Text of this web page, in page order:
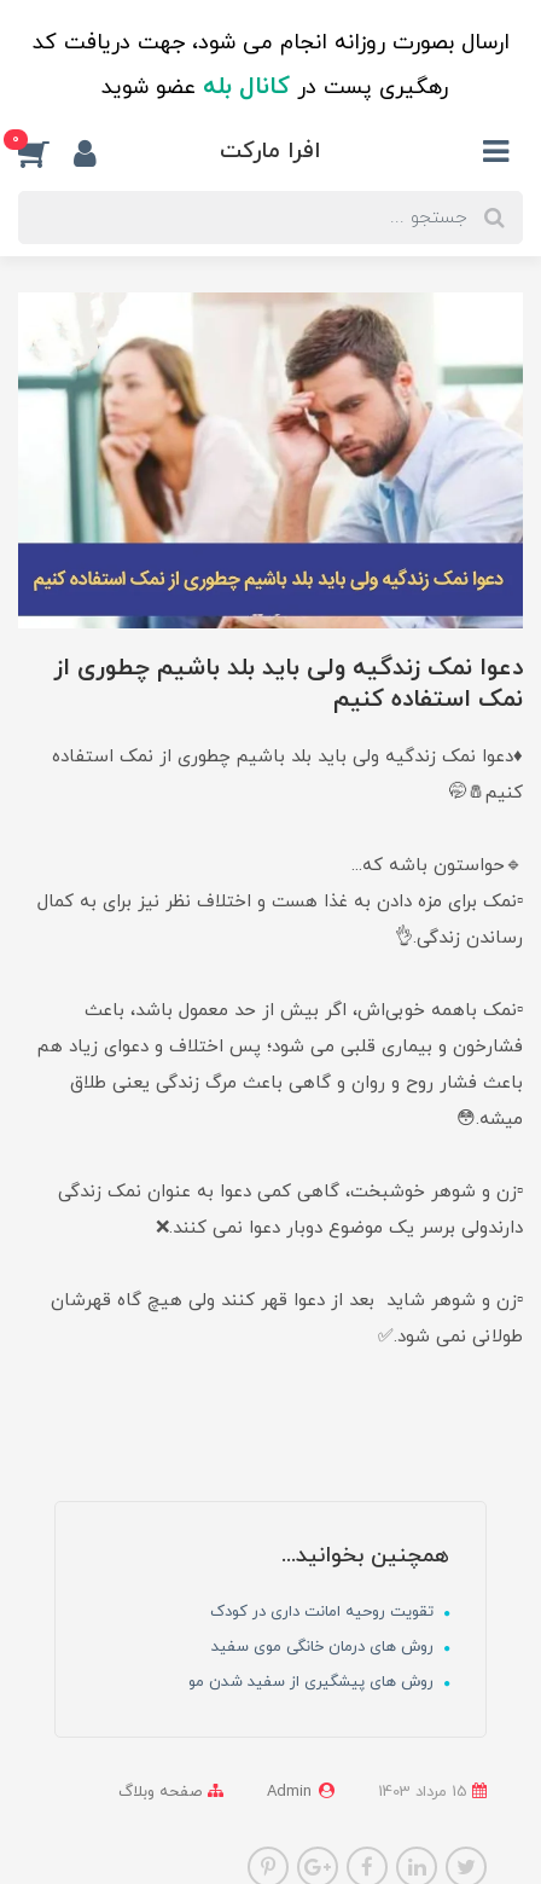
ارسال بصورت روزانه انجام می شود، جهت دریافت کد
رهگیری پست درکانال بله عضو شوید
افرا مارکت 0
️دعوا نمک زندگیه ولی باید بلد باشیم چطوری از
نمک استفاده کنیم
♦️دعوا نمک زندگیه ولی باید بلد باشیم چطوری از نمک استفاده
کنیم🧂🤭
🔹حواستون باشه که...
▫️نمک برای مزه دادن به غذا هست و اختلاف نظر نیز برای به کمال
رساندن زندگی.👌
▫️نمک باهمه خوبی‌اش، اگر بیش از حد معمول باشد، باعث
فشارخون و بیماری قلبی می شود؛ پس اختلاف و دعوای زیاد هم
باعث فشار روح و روان و گاهی باعث مرگ زندگی یعنی طلاق
میشه.😳
▫️زن و شوهر خوشبخت، گاهی کمی دعوا به عنوان نمک زندگی
دارندولی برسر یک موضوع دوبار دعوا نمی کنند.❌
▫️زن و شوهر شاید بعد از دعوا قهر کنند ولی هیچ گاه قهرشان
طولانی نمی شود.✅
همچنین بخوانید...
تقویت روحیه امانت داری در کودک
روش های درمان خانگی موی سفید
روش های پیشگیری از سفید شدن مو
Admin صفحه وبلاگ